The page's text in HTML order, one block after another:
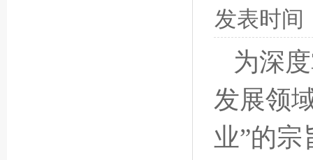
发表时间
为深
发展领
业”的